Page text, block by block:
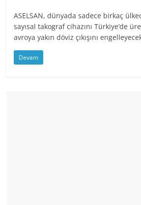
ASELSAN, dünyada sadece birkaç
sayısal takograf cihazını Türkiye’de
avroya yakın döviz çıkışını
Devam